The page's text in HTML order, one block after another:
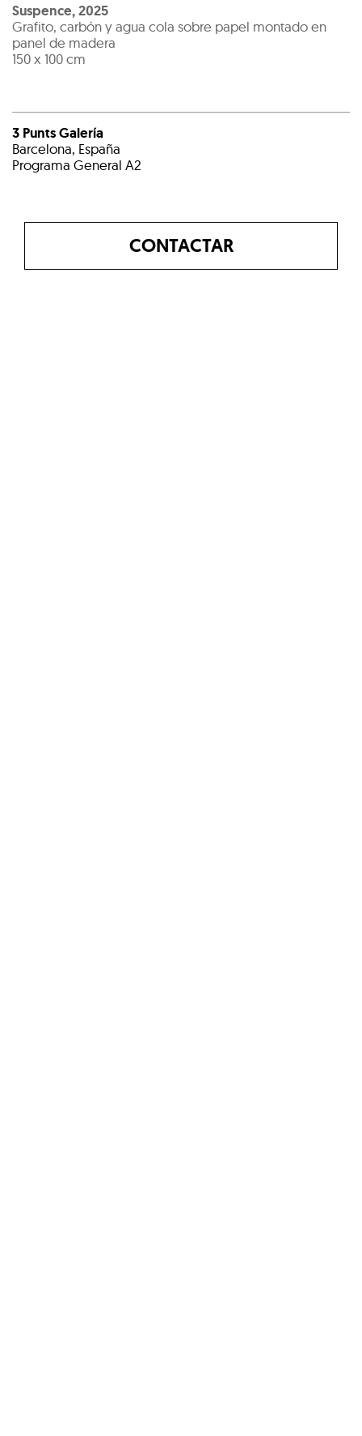
Suspence,2025
Grafito, carbón y agua cola sobre papel montado en
panel de madera
150 x 100 cm
3 Punts Galería
Barcelona, España
Programa General A2
CONTACTAR